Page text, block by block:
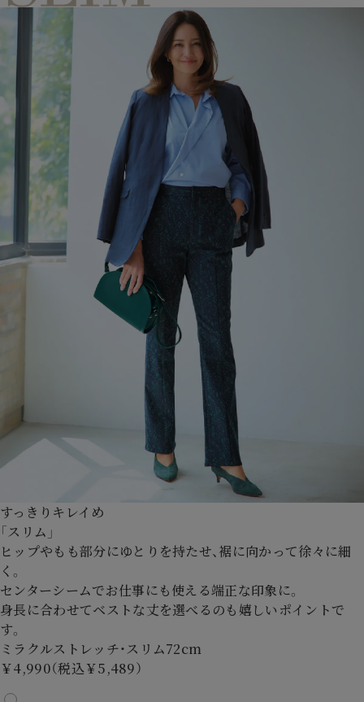
すっきりキレイめ
「スリム」
ヒップやもも部分にゆとりを持たせ、裾に向かって徐々に細
く。
センターシームでお仕事にも使える端正な印象に。
身長に合わせてベストな丈を選べるのも嬉しいポイントで
す。
ミラクルストレッチ・スリム72cm
￥4,990（税込￥5,489）